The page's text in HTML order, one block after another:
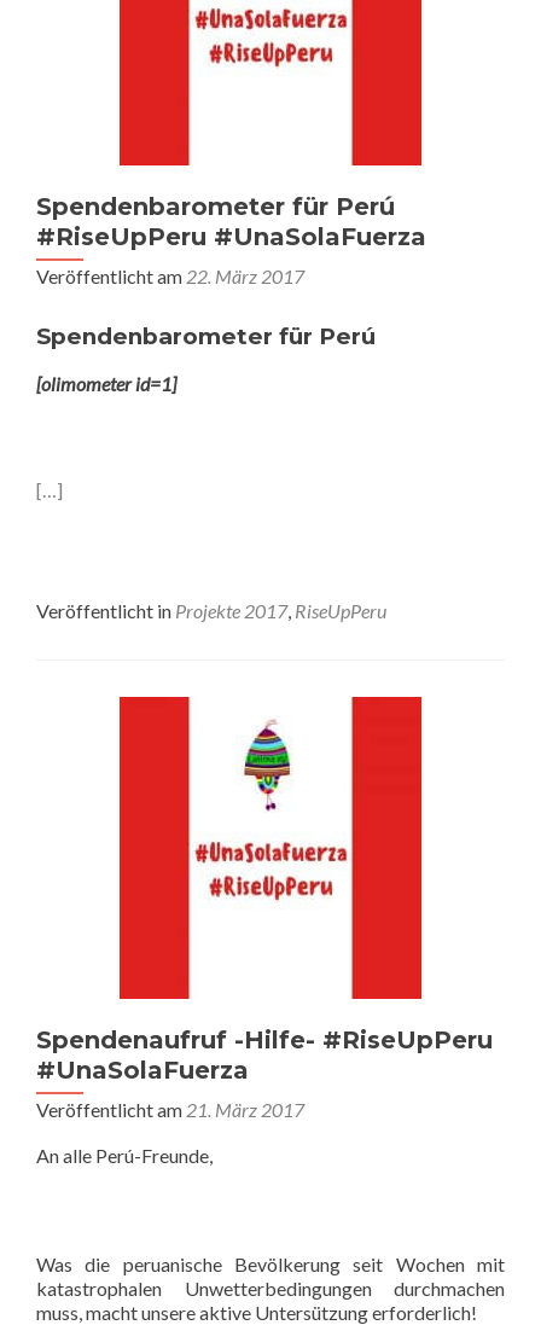
Spendenbarometer für Perú
#RiseUpPeru #UnaSolaFuerza
Veröffentlicht am 22. März 2017
Spendenbarometer für Perú
[olimometer id=1]
[…]
Veröffentlicht in Projekte 2017, RiseUpPeru
Spendenaufruf -Hilfe- #RiseUpPeru
#UnaSolaFuerza
Veröffentlicht am 21. März 2017
An alle Perú-Freunde,
Was die peruanische Bevölkerung seit Wochen mit
katastrophalen Unwetterbedingungen durchmachen
muss, macht unsere aktive Untersützung erforderlich!